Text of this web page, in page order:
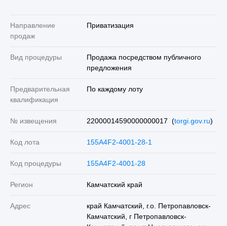
Направление
продаж
Приватизация
Вид процедуры
Продажа посредством публичного
предложения
Предварительная
квалификация
По каждому лоту
№ извещения 22000014590000000017 (torgi.gov.ru)
Код лота 155A4F2-4001-28-1
Код процедуры 155A4F2-4001-28
Регион Камчатский край
Адрес
край Камчатский, г.о. Петропавловск-
Камчатский, г Петропавловск-